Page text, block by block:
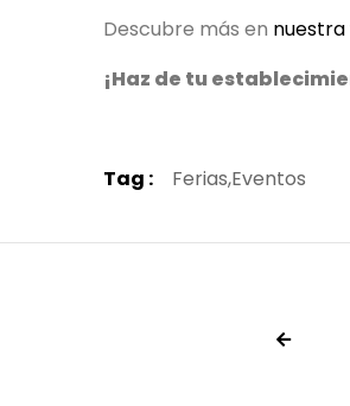
Descubre más en
¡Haz de tu
Tag : Ferias,Eventos